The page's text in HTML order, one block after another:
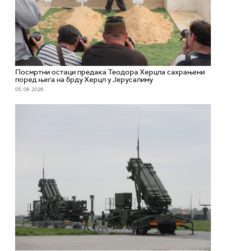
Посмртни остаци предака Теодора Херцла сахрањени
поред њега на брду Херцл у Јерусалиму
05. 08. 2026.